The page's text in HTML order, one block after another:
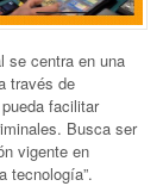
se centra en una
través de
facilitar
Busca ser
vigente en
tecnología”.